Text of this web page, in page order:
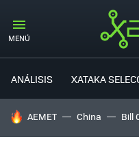
MENÚ
ANÁLISIS XATAKA
HOY SE HABLA DE
AEMET China Bill